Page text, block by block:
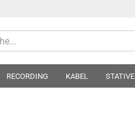
RECORDING KABEL STATIVE